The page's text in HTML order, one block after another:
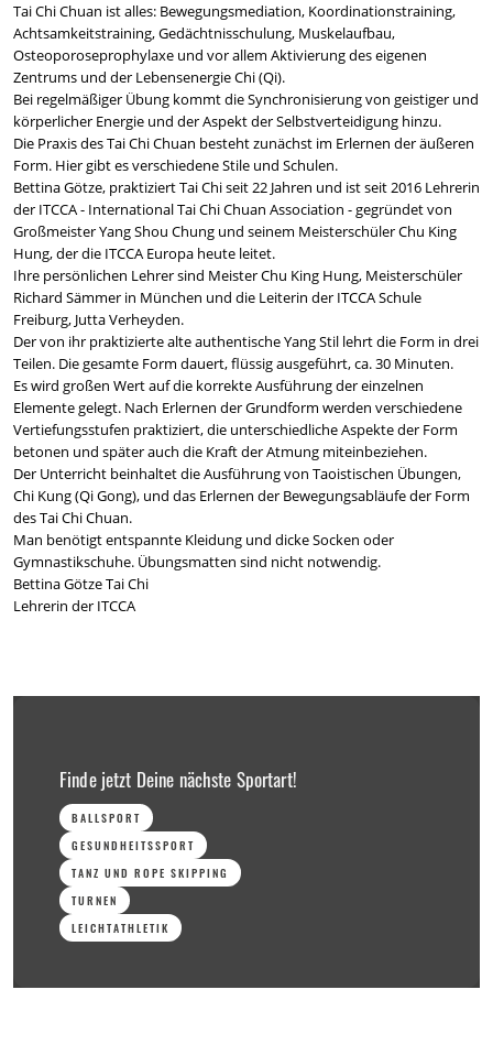
Tai Chi Chuan ist alles: Bewegungsmediation, Koordinationstraining,
Achtsamkeitstraining, Gedächtnisschulung, Muskelaufbau,
Osteoporoseprophylaxe und vor allem Aktivierung des eigenen
Zentrums und der Lebensenergie Chi (Qi).
Bei regelmäßiger Übung kommt die Synchronisierung von geistiger und
körperlicher Energie und der Aspekt der Selbstverteidigung hinzu.
Die Praxis des Tai Chi Chuan besteht zunächst im Erlernen der äußeren
Form. Hier gibt es verschiedene Stile und Schulen.
Bettina Götze, praktiziert Tai Chi seit 22 Jahren und ist seit 2016 Lehrerin
der ITCCA - International Tai Chi Chuan Association - gegründet von
Großmeister Yang Shou Chung und seinem Meisterschüler Chu King
Hung, der die ITCCA Europa heute leitet.
Ihre persönlichen Lehrer sind Meister Chu King Hung, Meisterschüler
Richard Sämmer in München und die Leiterin der ITCCA Schule
Freiburg, Jutta Verheyden.
Der von ihr praktizierte alte authentische Yang Stil lehrt die Form in drei
Teilen. Die gesamte Form dauert, flüssig ausgeführt, ca. 30 Minuten.
Es wird großen Wert auf die korrekte Ausführung der einzelnen
Elemente gelegt. Nach Erlernen der Grundform werden verschiedene
Vertiefungsstufen praktiziert, die unterschiedliche Aspekte der Form
betonen und später auch die Kraft der Atmung miteinbeziehen.
Der Unterricht beinhaltet die Ausführung von Taoistischen Übungen,
Chi Kung (Qi Gong), und das Erlernen der Bewegungsabläufe der Form
des Tai Chi Chuan.
Man benötigt entspannte Kleidung und dicke Socken oder
Gymnastikschuhe. Übungsmatten sind nicht notwendig.
Bettina Götze Tai Chi
Lehrerin der ITCCA
Finde jetzt Deine nächste Sportart!
BALLSPORT
GESUNDHEITSSPORT
TANZ UND ROPE SKIPPING
TURNEN
LEICHTATHLETIK